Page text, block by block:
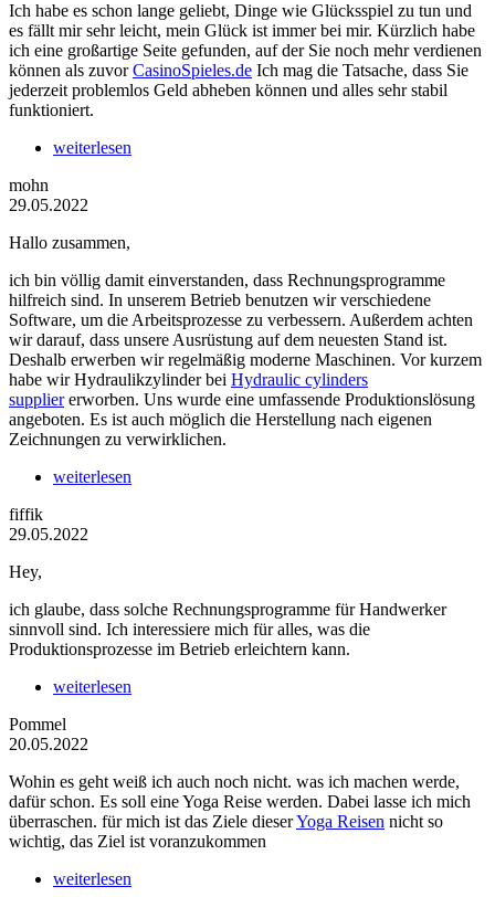
Ich habe es schon lange geliebt, Dinge wie Glücksspiel zu tun und
es fällt mir sehr leicht, mein Glück ist immer bei mir. Kürzlich habe
ich eine großartige Seite gefunden, auf der Sie noch mehr verdienen
können als zuvorCasinoSpieles.de Ich mag die Tatsache, dass Sie
jederzeit problemlos Geld abheben können und alles sehr stabil
funktioniert.
weiterlesen
mohn
29.05.2022
Hallo zusammen,
ich bin völlig damit einverstanden, dass Rechnungsprogramme
hilfreich sind. In unserem Betrieb benutzen wir verschiedene
Software, um die Arbeitsprozesse zu verbessern. Außerdem achten
wir darauf, dass unsere Ausrüstung auf dem neuesten Stand ist.
Deshalb erwerben wir regelmäßig moderne Maschinen. Vor kurzem
habe wir Hydraulikzylinder bei Hydraulic cylinders
suppliererworben. Uns wurde eine umfassende Produktionslösung
angeboten. Es ist auch möglich die Herstellung nach eigenen
Zeichnungen zu verwirklichen.
weiterlesen
fiffik
29.05.2022
Hey,
ich glaube, dass solche Rechnungsprogramme für Handwerker
sinnvoll sind. Ich interessiere mich für alles, was die
Produktionsprozesse im Betrieb erleichtern kann.
weiterlesen
Pommel
20.05.2022
Wohin es geht weiß ich auch noch nicht. was ich machen werde,
dafür schon. Es soll eine Yoga Reise werden. Dabei lasse ich mich
überraschen. für mich ist das Ziele dieserYoga Reisen nicht so
wichtig, das Ziel ist voranzukommen
weiterlesen